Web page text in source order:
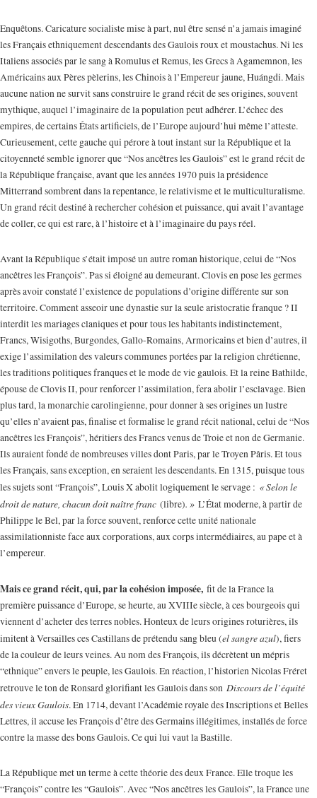
Enquêtons. Caricature socialiste mise à part, nul être sensé n’a jamais imaginé
les Français ethniquement descendants des Gaulois roux et moustachus. Ni les
Italiens associés par le sang à Romulus et Remus, les Grecs à Agamemnon, les
Américains aux Pères pèlerins, les Chinois à l’Empereur jaune, Huángdi. Mais
aucune nation ne survit sans construire le grand récit de ses origines, souvent
mythique, auquel l’imaginaire de la population peut adhérer. L’échec des
empires, de certains États artificiels, de l’Europe aujourd’hui même l’atteste.
Curieusement, cette gauche qui pérore à tout instant sur la République et la
citoyenneté semble ignorer que “Nos ancêtres les Gaulois” est le grand récit de
la République française, avant que les années 1970 puis la présidence
Mitterrand sombrent dans la repentance, le relativisme et le multiculturalisme.
Un grand récit destiné à rechercher cohésion et puissance, qui avait l’avantage
de coller, ce qui est rare, à l’histoire et à l’imaginaire du pays réel.
Avant la République s’était imposé un autre roman historique, celui de “Nos
ancêtres les François”. Pas si éloigné au demeurant. Clovis en pose les germes
après avoir constaté l’existence de populations d’origine différente sur son
territoire. Comment asseoir une dynastie sur la seule aristocratie franque ? II
interdit les mariages claniques et pour tous les habitants indistinctement,
Francs, Wisigoths, Burgondes, Gallo-Romains, Armoricains et bien d’autres, il
exige l’assimilation des valeurs communes portées par la religion chrétienne,
les traditions politiques franques et le mode de vie gaulois. Et la reine Bathilde,
épouse de Clovis II, pour renforcer l’assimilation, fera abolir l’esclavage. Bien
plus tard, la monarchie carolingienne, pour donner à ses origines un lustre
qu’elles n’avaient pas, finalise et formalise le grand récit national, celui de “Nos
ancêtres les François”, héritiers des Francs venus de Troie et non de Germanie.
Ils auraient fondé de nombreuses villes dont Paris, par le Troyen Pâris. Et tous
les Français, sans exception, en seraient les descendants. En 1315, puisque tous
les sujets sont “François”, Louis X abolit logiquement le servage : « Selon le
droit de nature, chacun doit naître franc (libre). » L’État moderne, à partir de
Philippe le Bel, par la force souvent, renforce cette unité nationale
assimilationniste face aux corporations, aux corps intermédiaires, au pape et à
l’empereur.
Mais ce grand récit, qui, par la cohésion imposée, fit de la France la
première puissance d’Europe, se heurte, au XVIIIe siècle, à ces bourgeois qui
viennent d’acheter des terres nobles. Honteux de leurs origines roturières, ils
imitent à Versailles ces Castillans de prétendu sang bleu (el sangre azul), fiers
de la couleur de leurs veines. Au nom des François, ils décrètent un mépris
“ethnique” envers le peuple, les Gaulois. En réaction, l’historien Nicolas Fréret
retrouve le ton de Ronsard glorifiant les Gaulois dans son Discours de l’équité
des vieux Gaulois. En 1714, devant l’Académie royale des Inscriptions et Belles
Lettres, il accuse les François d’être des Germains illégitimes, installés de force
contre la masse des bons Gaulois. Ce qui lui vaut la Bastille.
La République met un terme à cette théorie des deux France. Elle troque les
“François” contre les “Gaulois”. Avec “Nos ancêtres les Gaulois”, la France une